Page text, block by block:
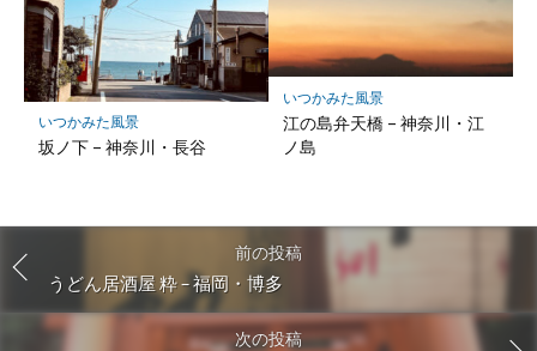
いつかみた風景
坂ノ下 – 神奈川・長谷
いつかみた風景
江の島弁天橋 – 神奈川・江
ノ島
前の投稿
うどん居酒屋 粋 – 福岡・博多
次の投稿